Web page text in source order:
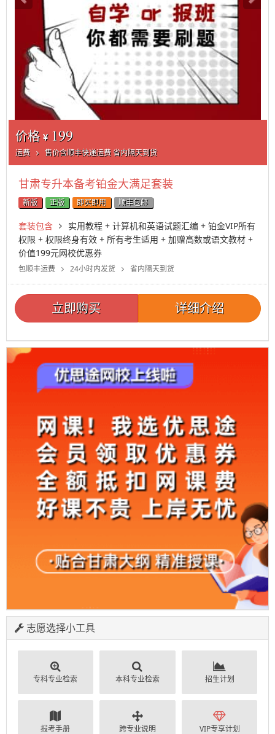
价格 199
运费 售价含顺丰快递运费 省内隔天到货
甘肃专升本备考铂金大满足套装
新版 正版 即买即用 顺丰包邮
套装包含
实用教程 + 计算机和英语试题汇编 + 铂金VIP所有
权限 + 权限终身有效 + 所有考生适用 + 加赠高数或语文教材 +
价值199元网校优惠券
包顺丰运费 24小时内发货 省内隔天到货
立即购买 详细介绍
志愿选择小工具
专科专业检索 本科专业检索 招生计划
报考手册 跨专业说明 VIP专享计划